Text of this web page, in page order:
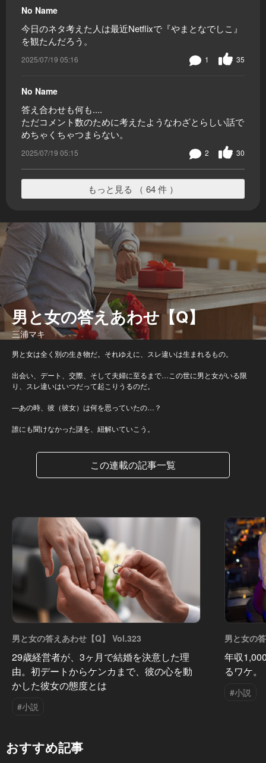
No Name
今日のネタ考えた人は最近Netflixで『やまとなでしこ』
を観たんだろう。
2025/07/19 05:16 35
1
No Name
答え合わせも何も....
ただコメント数のために考えたようなわざとらしい話で
めちゃくちゃつまらない。
2025/07/19 05:15 30
2
もっと見る （ 64 件 ）
男と女の答えあわせ【Q】
三浦マキ
男と女は全く別の生き物だ。それゆえに、スレ違いは生まれるもの。
出会い、デート、交際、そして夫婦に至るまで…この世に男と女がいる限
り、スレ違いはいつだって起こりうるのだ。
—あの時、彼（彼女）は何を思っていたの…？
誰にも聞けなかった謎を、紐解いていこう。
この連載の記事一覧
男と女の答えあわせ【Q】 Vol.323
29歳経営者が、3ヶ月で結婚を決意した理
由。初デートからケンカまで、彼の心を動
かした彼女の態度とは
#小説
男と女の
年収
るワケ
#小説
おすすめ記事